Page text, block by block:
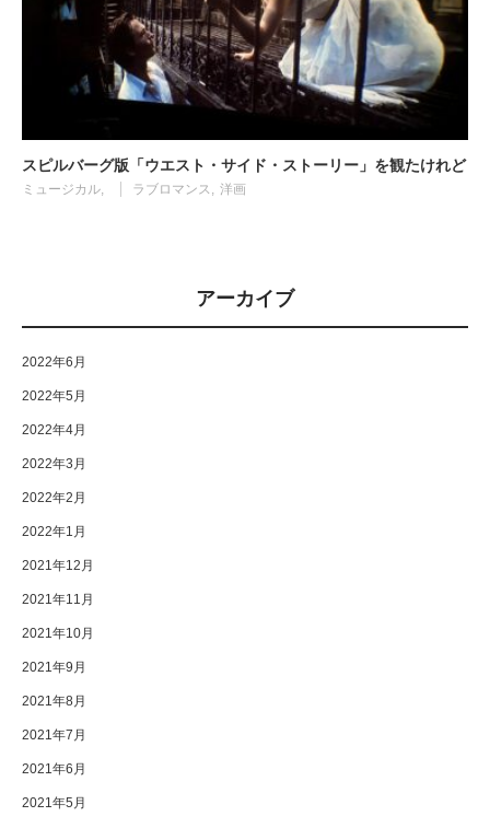
スピルバーグ版「ウエスト・サイド・ストーリー」を観たけれど
ミュージカル ラブロマンス 洋画
アーカイブ
2022年6月
2022年5月
2022年4月
2022年3月
2022年2月
2022年1月
2021年12月
2021年11月
2021年10月
2021年9月
2021年8月
2021年7月
2021年6月
2021年5月